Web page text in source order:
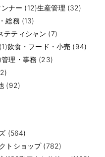
派遣など雇用形態も幅広いた
ょう。
、勤務する館や店舗の忙しさ、
かも確認しておくと安心です。
店ラグジュアリー、アウトレッ
接客スタイルが大きく変わりま
の接客方針が合うかを見極める
リアマネージャー、VMD、トレ
だからこそ、ファッション・コ
ナー (12)生産管理 (32)
総務 (13)
テティシャン (7)
飲食・フード・小売 (94)
管理・事務 (23)
(92)
(564)
トショップ (782)